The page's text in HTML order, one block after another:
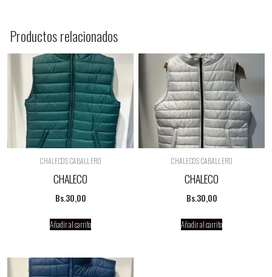
Productos relacionados
CHALECOS CABALLERO
CHALECO
Bs.30,00
Añadir al carrito
CHALECOS CABALLERO
CHALECO
Bs.30,00
Añadir al carrito